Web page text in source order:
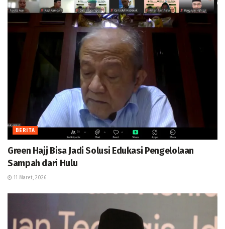
BERITA
Green Hajj Bisa Jadi Solusi Edukasi Pengelolaan
Sampah dari Hulu
11 Maret, 2026